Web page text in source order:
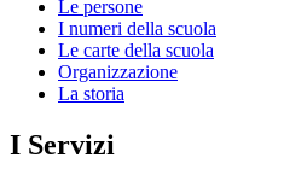
Le persone
I numeri della scuola
Le carte della scuola
Organizzazione
La storia
I Servizi